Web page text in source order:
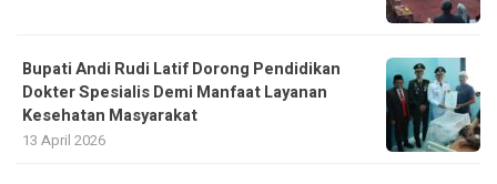
Bupati Andi Rudi Latif Dorong Pendidikan
Dokter Spesialis Demi Manfaat Layanan
Kesehatan Masyarakat
13 April 2026